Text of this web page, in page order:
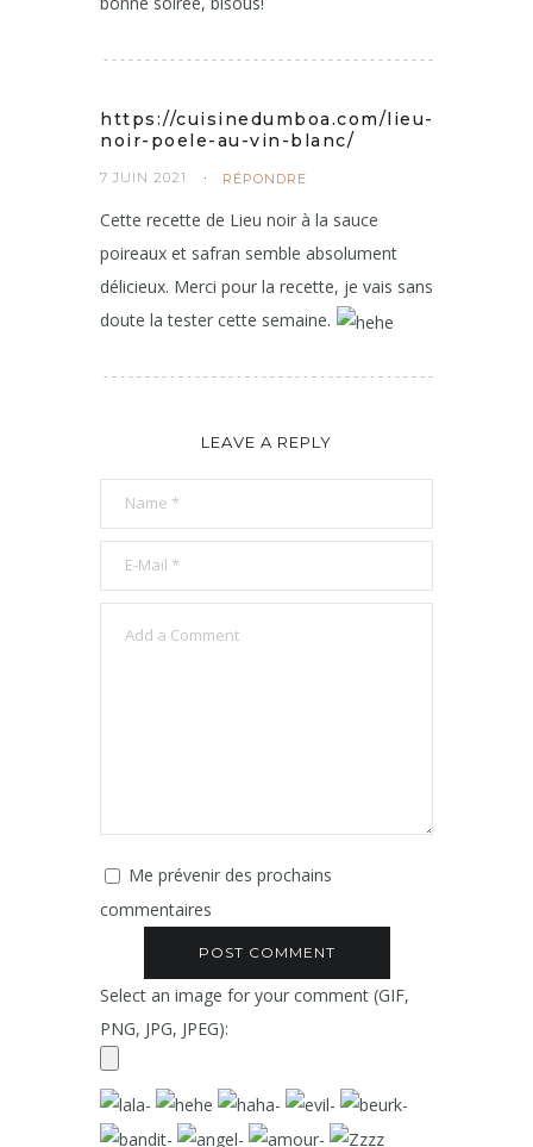
https://cuisinedumboa.com/lieu-
noir-poele-au-vin-blanc/
7 JUIN 2021 RÉPONDRE
Cette recette de Lieu noir à la sauce
poireaux et safran semble absolument
délicieux. Merci pour la recette, je vais sans
doute la tester cette semaine.
LEAVE A REPLY
Me prévenir des prochains
commentaires
Select an image for your comment (GIF,
PNG, JPG, JPEG):